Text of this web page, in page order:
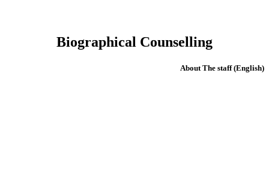
Biographical Counselling
(English) About The staff